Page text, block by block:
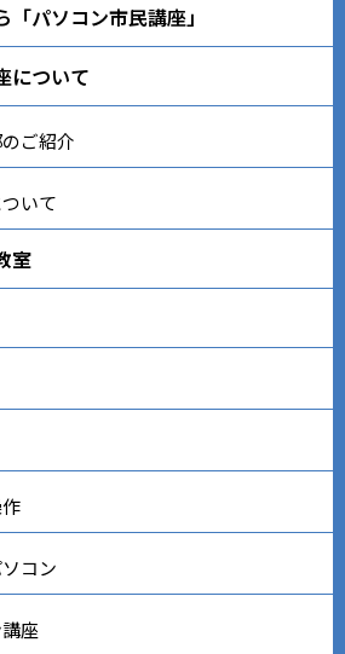
パソコン市民講座」
について
ご紹介
いて
室
コン
座